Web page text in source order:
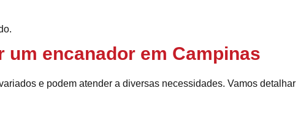
encanador em Campinas
e podem atender a diversas necessidades. Vamos detalhar